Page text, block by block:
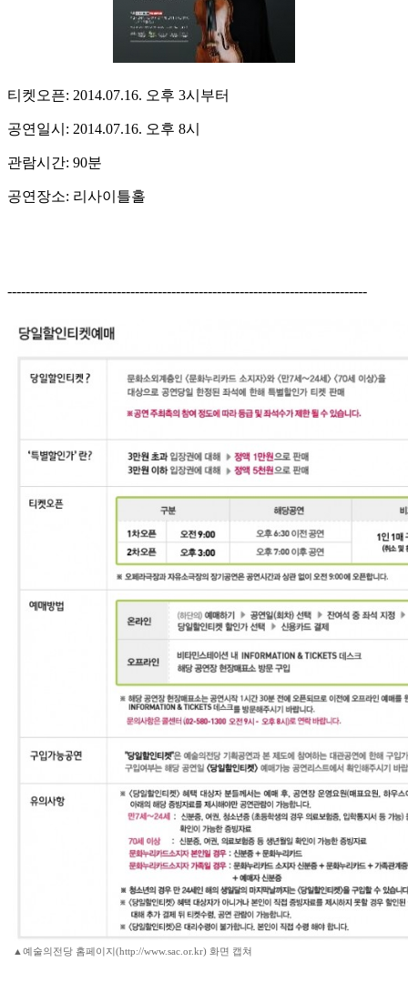
티켓오픈: 2014.07.16. 오후 3시부터
공연일시: 2014.07.16. 오후 8시
관람시간: 90분
공연장소: 리사이틀홀
-------------------------------------------------------------------------------
▲예술의전당 홈페이지(http://www.sac.or.kr) 화면 캡쳐